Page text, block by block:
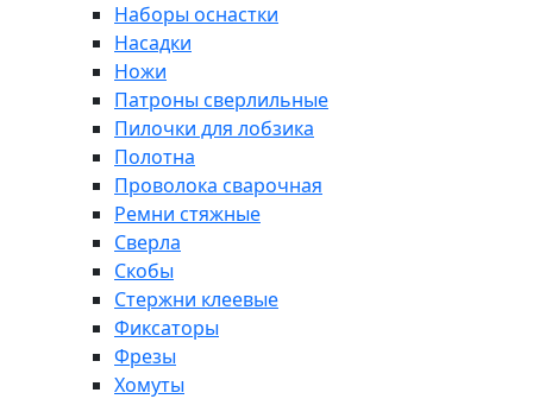
Наборы оснастки
Насадки
Ножи
Патроны сверлильные
Пилочки для лобзика
Полотна
Проволока сварочная
Ремни стяжные
Сверла
Скобы
Стержни клеевые
Фиксаторы
Фрезы
Хомуты